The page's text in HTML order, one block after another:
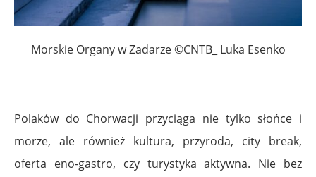
Morskie Organy w Zadarze ©CNTB_ Luka Esenko
Polaków do Chorwacji przyciąga nie tylko słońce i
morze, ale również kultura, przyroda, city break,
oferta eno-gastro, czy turystyka aktywna. Nie bez